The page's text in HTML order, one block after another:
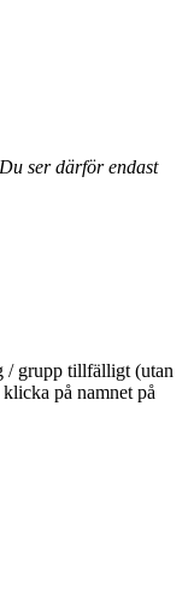
ser därför endast
/ grupp tillfälligt (utan
på namnet på